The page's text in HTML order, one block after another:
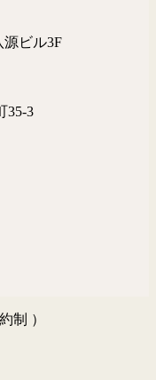
源ビル3F
35-3
制 ）